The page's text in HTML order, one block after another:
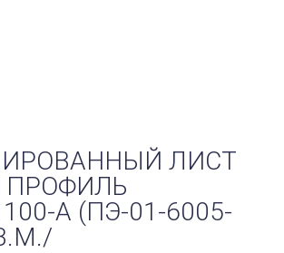
ЛИСТ
ПРОФИЛЬ
A (ПЭ-01-6005-